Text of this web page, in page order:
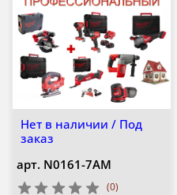
Нет в наличии / Под
заказ
арт. N0161-7AM
(0)